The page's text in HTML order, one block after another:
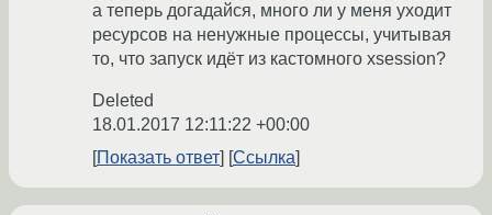
а теперь догадайся, много ли у меня уходит
ресурсов на ненужные процессы, учитывая
то, что запуск идёт из кастомного xsession?
Deleted
18.01.2017 12:11:22 +00:00
Показать ответ
Ссылка